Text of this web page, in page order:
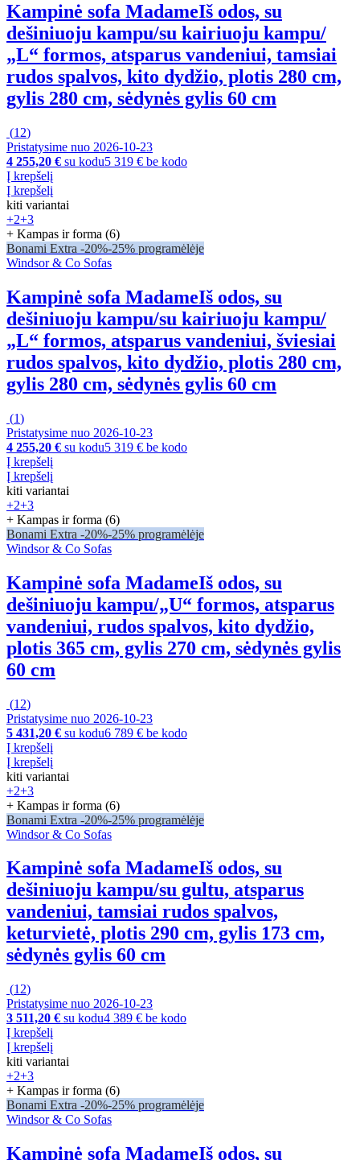
Kampinė sofa MadameIš odos, su
dešiniuoju kampu/su kairiuoju kampu/
„L“ formos, atsparus vandeniui, tamsiai
rudos spalvos, kito dydžio, plotis 280 cm,
gylis 280 cm, sėdynės gylis 60 cm
(12)
Pristatysime nuo 2026‑10‑23
4 255,20 € su kodu5 319 € be kodo
Į krepšelį
Į krepšelį
kiti variantai
+2+3
+ Kampas ir forma (6)
Bonami Extra -20%-25% programėlėje
Windsor & Co Sofas
Kampinė sofa MadameIš odos, su
dešiniuoju kampu/su kairiuoju kampu/
„L“ formos, atsparus vandeniui, šviesiai
rudos spalvos, kito dydžio, plotis 280 cm,
gylis 280 cm, sėdynės gylis 60 cm
(1)
Pristatysime nuo 2026‑10‑23
4 255,20 € su kodu5 319 € be kodo
Į krepšelį
Į krepšelį
kiti variantai
+2+3
+ Kampas ir forma (6)
Bonami Extra -20%-25% programėlėje
Windsor & Co Sofas
Kampinė sofa MadameIš odos, su
dešiniuoju kampu/„U“ formos, atsparus
vandeniui, rudos spalvos, kito dydžio,
plotis 365 cm, gylis 270 cm, sėdynės gylis
60 cm
(12)
Pristatysime nuo 2026‑10‑23
5 431,20 € su kodu6 789 € be kodo
Į krepšelį
Į krepšelį
kiti variantai
+2+3
+ Kampas ir forma (6)
Bonami Extra -20%-25% programėlėje
Windsor & Co Sofas
Kampinė sofa MadameIš odos, su
dešiniuoju kampu/su gultu, atsparus
vandeniui, tamsiai rudos spalvos,
keturvietė, plotis 290 cm, gylis 173 cm,
sėdynės gylis 60 cm
(12)
Pristatysime nuo 2026‑10‑23
3 511,20 € su kodu4 389 € be kodo
Į krepšelį
Į krepšelį
kiti variantai
+2+3
+ Kampas ir forma (6)
Bonami Extra -20%-25% programėlėje
Windsor & Co Sofas
Kampinė sofa MadameIš odos, su